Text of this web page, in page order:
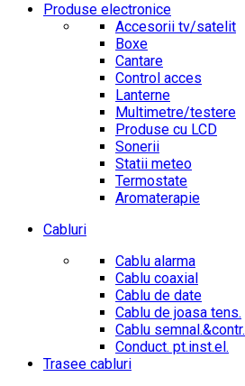
Produse electronice
Accesorii tv/satelit
Boxe
Cantare
Control acces
Lanterne
Multimetre/testere
Produse cu LCD
Sonerii
Statii meteo
Termostate
Aromaterapie
Cabluri
Cablu alarma
Cablu coaxial
Cablu de date
Cablu de joasa tens.
Cablu semnal.&contr.
Conduct. pt.inst.el.
Trasee cabluri